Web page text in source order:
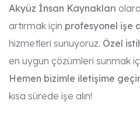
Akyüz İnsan Kaynakları
artırmak için profesyonel işe
hizmetleri sunuyoruz. Özel
en uygun çözümleri sunmak
Hemen bizimle iletişime
kısa sürede işe alın!